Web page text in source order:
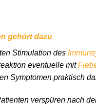
gehört dazu
Stimulation des
eventuelle mit
Symptomen praktisch
verspüren nach